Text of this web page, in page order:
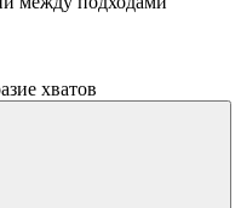
хватов